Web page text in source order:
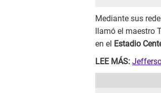
Mediante sus
llamó el maestro
en el Estadio
LEE MÁS: